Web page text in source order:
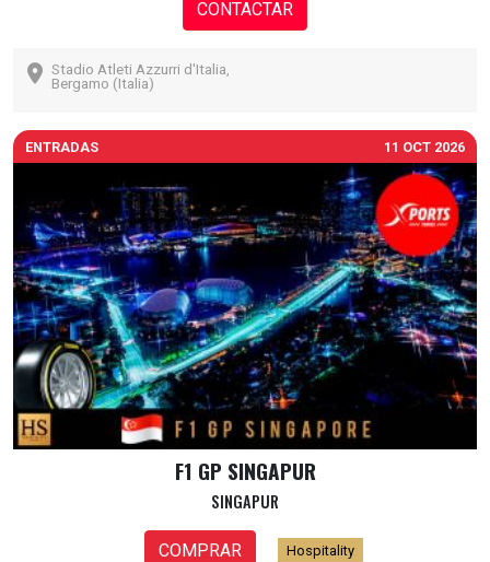
CONTACTAR
Stadio Atleti Azzurri d'Italia,
Bergamo (Italia)
ENTRADAS 11 OCT 2026
F1 GP SINGAPUR
SINGAPUR
COMPRAR Hospitality